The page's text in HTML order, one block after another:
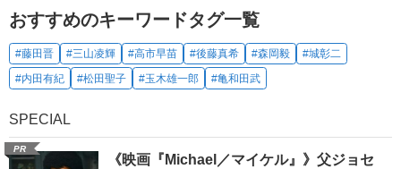
おすすめのキーワードタグ一覧
#藤田晋 #三山凌輝 #高市早苗 #後藤真希 #森岡毅
#城彰二
#内田有紀
#松田聖子 #玉木雄一郎 #亀和田武
SPECIAL
PR
《映画『Michael／マイケル』》父ジョセ